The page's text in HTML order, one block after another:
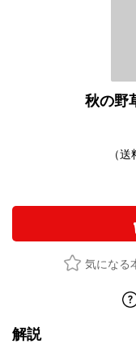
秋の野
（
気になる
解説